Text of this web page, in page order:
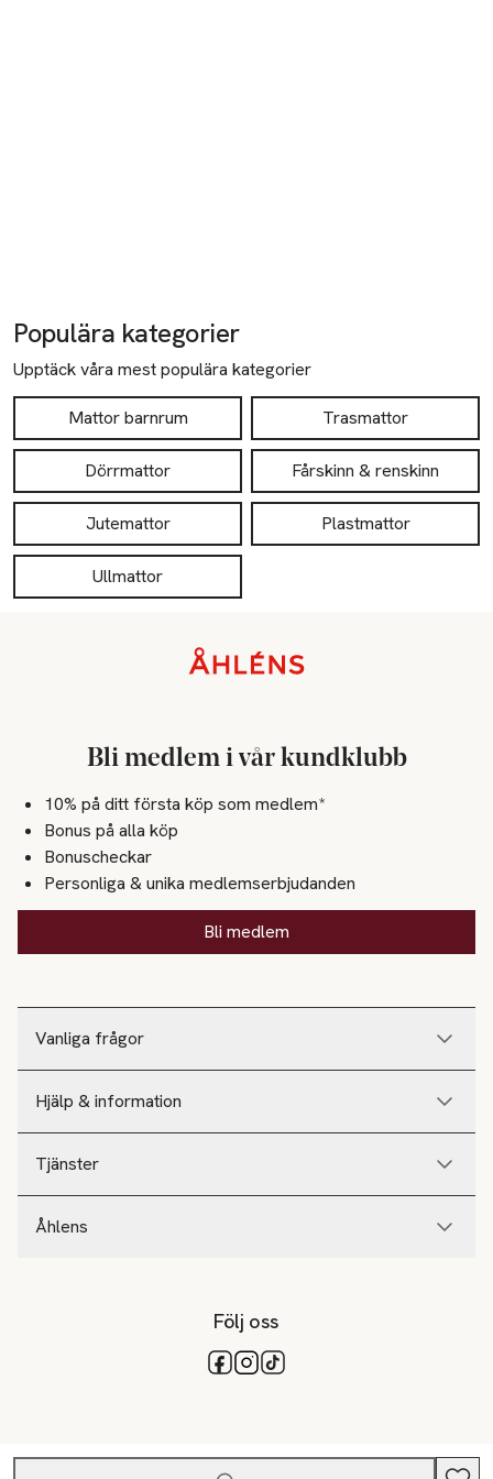
Populära kategorier
Upptäck våra mest populära kategorier
Mattor barnrum Trasmattor
Dörrmattor Fårskinn & renskinn
Jutemattor Plastmattor
Ullmattor
Vanliga frågor
Hjälp & information
Tjänster
Åhlens
Bli medlem i vår kundklubb
10% på ditt första köp som medlem*
Bonus på alla köp
Bonuscheckar
Personliga & unika medlemserbjudanden
Bli medlem
Följ oss